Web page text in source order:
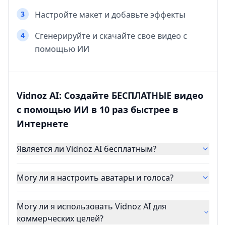
3 Настройте макет и добавьте эффекты
4
Сгенерируйте и скачайте свое видео с
помощью ИИ
Vidnoz AI: Создайте БЕСПЛАТНЫЕ видео
с помощью ИИ в 10 раз быстрее в
Интернете
Является ли Vidnoz AI бесплатным?
Могу ли я настроить аватары и голоса?
Могу ли я использовать Vidnoz AI для
коммерческих целей?